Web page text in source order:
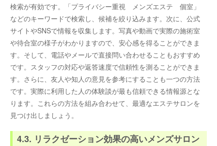
検索が有効です。「プライバシー重視 メンズエステ 個室」
などのキーワードで検索し、候補を絞り込みます。次に、公式
サイトやSNSで情報を収集します。写真や動画で実際の施術室
や待合室の様子がわかりますので、安心感を得ることができま
す。そして、電話やメールで直接問い合わせることもおすすめ
です。スタッフの対応や返答速度で信頼性を測ることができま
す。さらに、友人や知人の意見を参考にすることも一つの方法
です。実際に利用した人の体験談が最も信頼できる情報源とな
ります。これらの方法を組み合わせて、最適なエステサロンを
見つけ出しましょう。
4.3. リラクゼーション効果の高いメンズサロン